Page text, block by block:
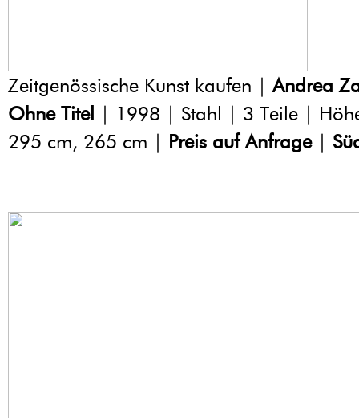
Zeitgenössische Kunst kaufen |Andrea
Ohne Titel | 1998 | Stahl | 3 Teile |
295 cm, 265 cm | Preis auf Anfrage|